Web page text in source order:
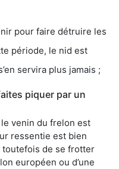
pour faire détruire les
période, le nid est
servira plus jamais ;
piquer par un
le venin du frelon est
ressentie est bien
toutefois de se frotter
européen ou d’une